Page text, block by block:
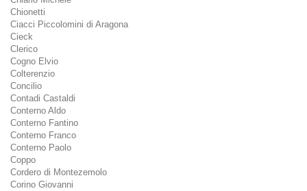
Chionetti
Ciacci Piccolomini di Aragona
Cieck
Clerico
Cogno Elvio
Colterenzio
Concilio
Contadi Castaldi
Conterno Aldo
Conterno Fantino
Conterno Franco
Conterno Paolo
Coppo
Cordero di Montezemolo
Corino Giovanni